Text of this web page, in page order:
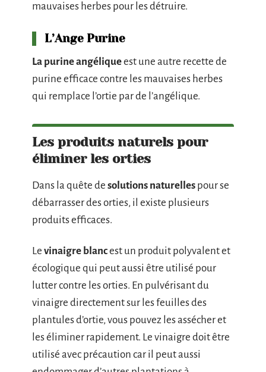
mauvaises herbes pour les détruire.
L’Ange Purine
La purine angéliqueest une autre recette de
purine efficace contre les mauvaises herbes
qui remplace l’ortie par de l’angélique.
Les produits naturels pour
éliminer les orties
Dans la quête de solutions naturelles pour se
débarrasser des orties, il existe plusieurs
produits efficaces.
Le vinaigre blancest un produit polyvalent et
écologique qui peut aussi être utilisé pour
lutter contre les orties. En pulvérisant du
vinaigre directement sur les feuilles des
plantules d’ortie, vous pouvez les assécher et
les éliminer rapidement. Le vinaigre doit être
utilisé avec précaution car il peut aussi